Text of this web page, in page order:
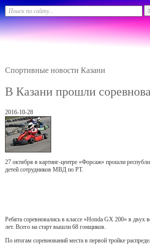
Спортивные новости Казани
В Казани прошли
2016-10-28
27 октября в картинг-центре «Форсаж» прошли
детей сотрудников МВД по РТ.
Ребята соревновались в классе «Honda GX 200» в двух
лет. Всего на старт вышли 68 гонщиков.
По итогам соревнований места в первой тройке